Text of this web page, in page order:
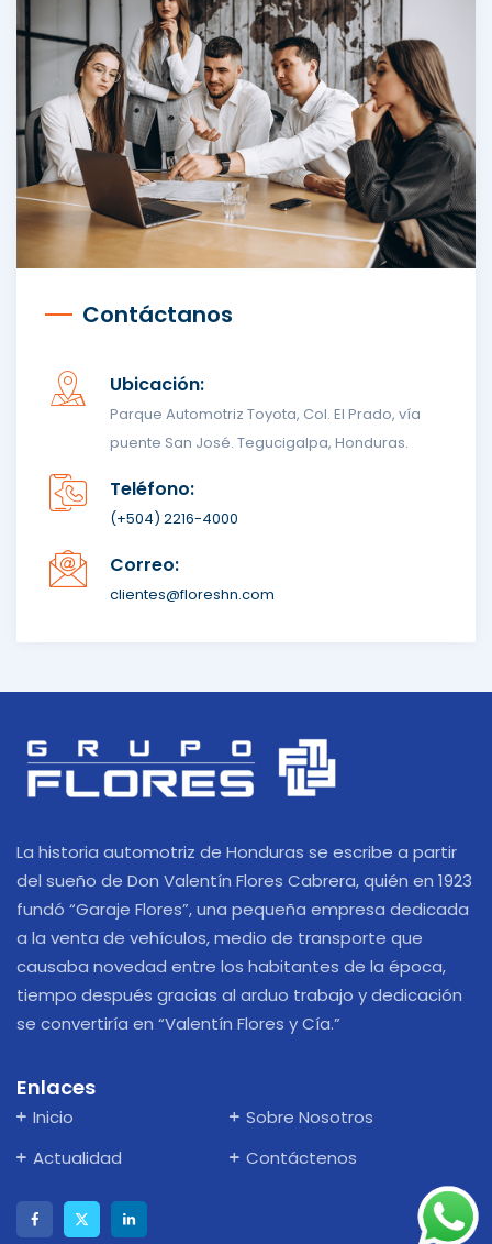
Contáctanos
Ubicación:
Parque Automotriz Toyota, Col. El Prado, vía
puente San José. Tegucigalpa, Honduras.
Teléfono:
(+504) 2216-4000
Correo:
clientes@floreshn.com
La historia automotriz de Honduras se escribe a partir
del sueño de Don Valentín Flores Cabrera, quién en 1923
fundó “Garaje Flores”, una pequeña empresa dedicada
a la venta de vehículos, medio de transporte que
causaba novedad entre los habitantes de la época,
tiempo después gracias al arduo trabajo y dedicación
se convertiría en “Valentín Flores y Cía.”
Enlaces
Inicio
Sobre Nosotros
Actualidad
Contáctenos